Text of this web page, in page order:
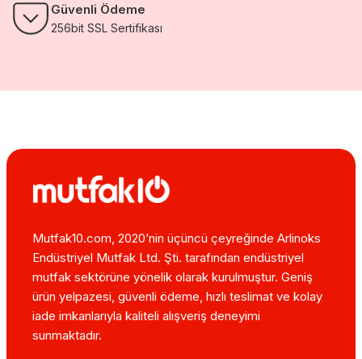
Güvenli Ödeme
256bit SSL Sertifikası
Mutfak10.com, 2020’nin üçüncü çeyreğinde Arlinoks
Endüstriyel Mutfak Ltd. Şti. tarafından endüstriyel
mutfak sektörüne yönelik olarak kurulmuştur. Geniş
ürün yelpazesi, güvenli ödeme, hızlı teslimat ve kolay
iade imkanlarıyla kaliteli alışveriş deneyimi
sunmaktadır.